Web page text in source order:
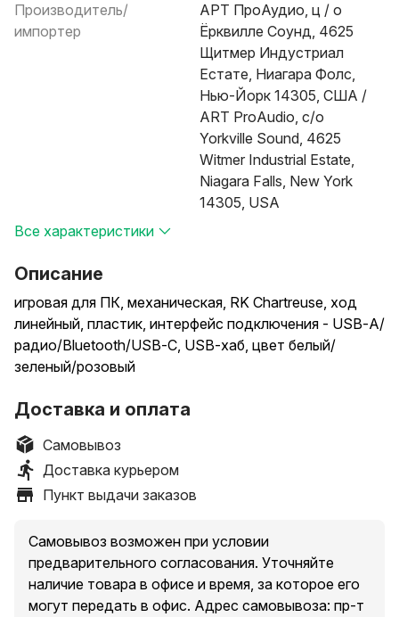
Производитель/
импортер
АРТ ПроАудио, ц / о
Ёрквилле Соунд, 4625
Щитмер Индустриал
Естате, Ниагара Фолс,
Нью-Йорк 14305, США /
ART ProAudio, c/o
Yorkville Sound, 4625
Witmer Industrial Estate,
Niagara Falls, New York
14305, USA
Все характеристики
Описание
игровая для ПК, механическая, RK Chartreuse, ход
линейный, пластик, интерфейс подключения - USB-A/
радио/Bluetooth/USB-C, USB-хаб, цвет белый/
зеленый/розовый
Доставка и оплата
Самовывоз
Доставка курьером
Пункт выдачи заказов
Самовывоз возможен при условии
предварительного согласования. Уточняйте
наличие товара в офисе и время, за которое его
могут передать в офис. Адрес самовывоза: пр-т